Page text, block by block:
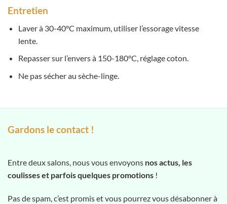
Entretien
Laver à 30-40°C maximum, utiliser l’essorage vitesse
lente.
Repasser sur l’envers à 150-180°C, réglage coton.
Ne pas sécher au sèche-linge.
Gardons le contact !
Entre deux salons, nous vous envoyons nos actus, les
coulisses et parfois quelques promotions !
Pas de spam, c’est promis et vous pourrez vous désabonner à